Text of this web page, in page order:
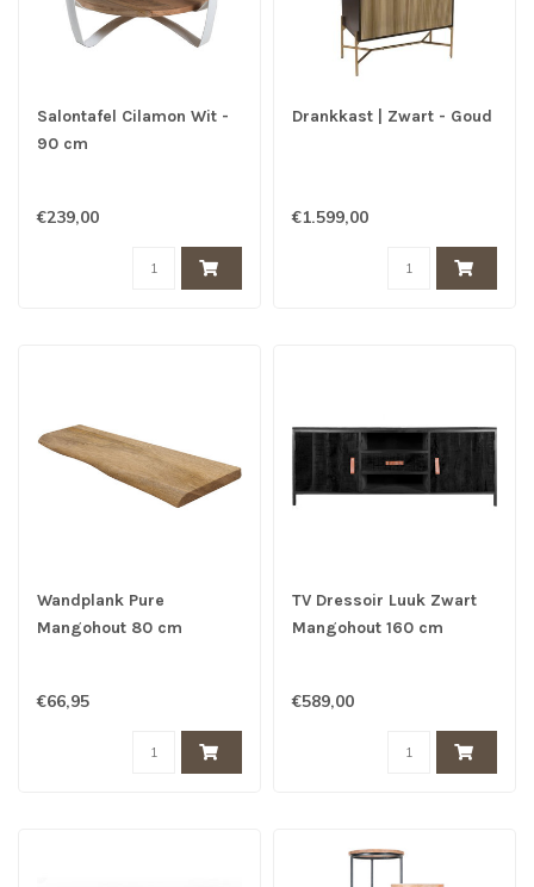
Salontafel Cilamon Wit -
90 cm
€239,00
Drankkast | Zwart - Goud
€1.599,00
Wandplank Pure
Mangohout 80 cm
€66,95
TV Dressoir Luuk Zwart
Mangohout 160 cm
€589,00